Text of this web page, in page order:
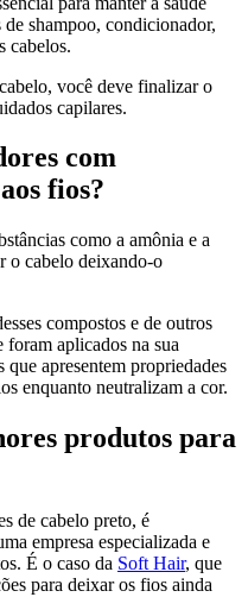
shampoo, condicionador,
cabelos.
você deve finalizar o
capilares.
com
fios?
como a amônia e a
o cabelo deixando-o
compostos e de outros
aplicados na sua
apresentem propriedades
enquanto neutralizam a cor.
produtos para
de cabelo preto, é
empresa especializada e
É o caso da Soft Hair, que
para deixar os fios ainda